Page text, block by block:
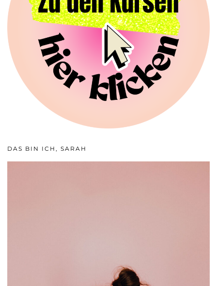
DAS BIN ICH, SARAH